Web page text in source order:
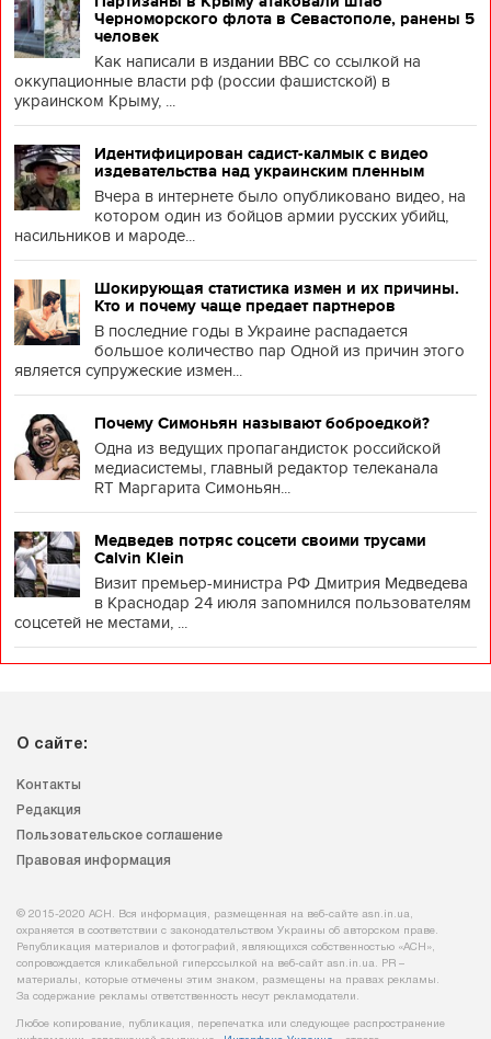
Черноморского флота в Севастополе, ранены 5
человек
Как написали в издании BBC со ссылкой на
оккупационные власти рф (россии фашистской) в
украинском Крыму, ...
Идентифицирован садист-калмык с видео
издевательства над украинским пленным
Вчера в интернете было опубликовано видео, на
котором один из бойцов армии русских убийц,
насильников и мароде...
Шокирующая статистика измен и их причины.
Кто и почему чаще предает партнеров
В последние годы в Украине распадается
большое количество пар Одной из причин этого
является супружеские измен...
Почему Симоньян называют боброедкой?
Одна из ведущих пропагандисток российской
медиасистемы, главный редактор телеканала
RT Маргарита Симоньян...
Медведев потряс соцсети своими трусами
Calvin Klein
Визит премьер-министра РФ Дмитрия Медведева
в Краснодар 24 июля запомнился пользователям
соцсетей не местами, ...
О сайте:
Контакты
Редакция
Пользовательское соглашение
Правовая информация
© 2015-2020 АСН. Вся информация, размещенная на веб-сайте asn.in.ua,
охраняется в соответствии с законодательством Украины об авторском праве.
Републикация материалов и фотографий, являющихся собственностью «АСН»,
сопровождается кликабельной гиперссылкой на веб-сайт asn.іn.ua. PR –
материалы, которые отмечены этим знаком, размещены на правах рекламы.
За содержание рекламы ответственность несут рекламодатели.
Любое копирование, публикация, перепечатка или следующее распространение